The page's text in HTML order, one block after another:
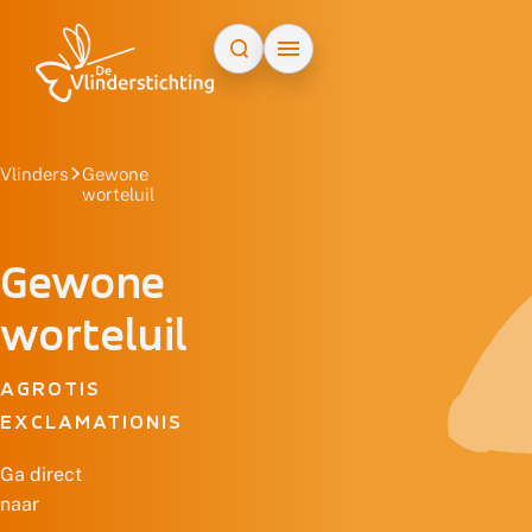
Vlinders
Gewone
worteluil
Gewone
worteluil
AGROTIS
EXCLAMATIONIS
Ga direct
naar